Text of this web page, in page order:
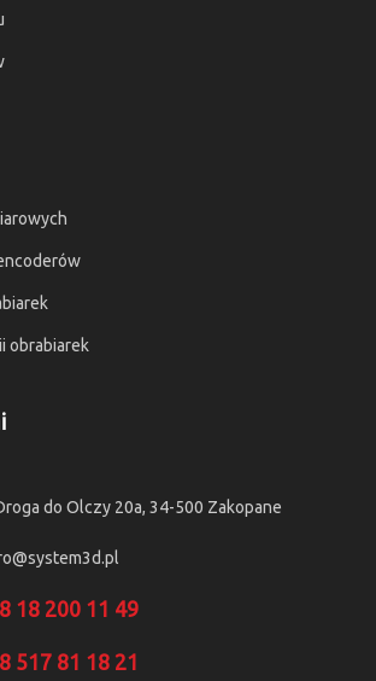
obrabiarek
do Olczy 20a, 34-500 Zakopane
18 200 11 49
517 81 18 21